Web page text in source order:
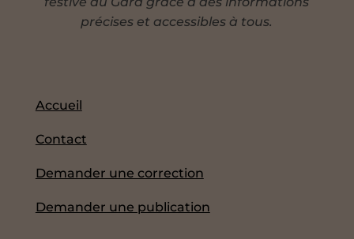
précises et accessibles à tous.
Accueil
Contact
Demander une correction
Demander une publication